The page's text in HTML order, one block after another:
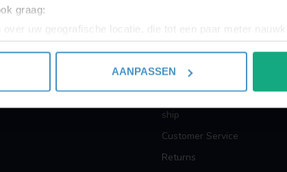
graag:
over uw geografische locatie, die tot een paar meter
door het actief te scannen op specifieke
of intrekken in de Cookieverklaring.
en advertenties te personaliseren, om functies voor
Ook delen we informatie over uw gebruik van onze site
op basis van uw gebruik van hun services.
AANPASSEN
About us
Terms and Conditions
Privacy policy
Payment methods
ship
Customer Service
Returns